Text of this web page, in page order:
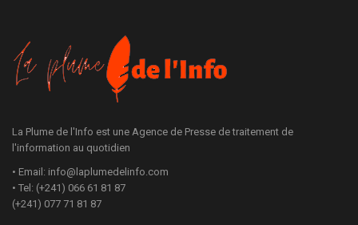
La Plume de l'Info est une Agence de Presse de traitement de
l'information au quotidien
• Email: info@laplumedelinfo.com
• Tel: (+241) 066 61 81 87
(+241) 077 71 81 87